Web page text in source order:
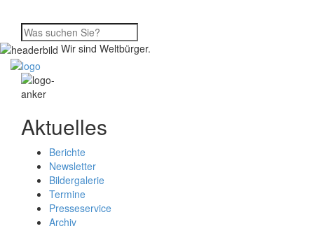
Wir sind Weltbürger.
Aktuelles
Berichte
Newsletter
Bildergalerie
Termine
Presseservice
Archiv